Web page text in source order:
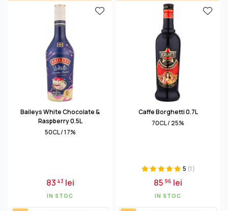
Baileys White Chocolate &
Raspberry 0.5L
50CL / 17%
83 43 lei
IN STOC
Caffe Borghetti 0.7L
70CL / 25%
5 (1)
8596 lei
IN STOC